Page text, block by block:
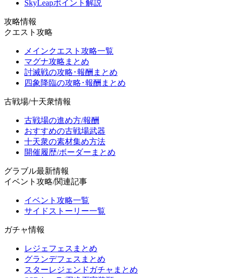
SkyLeapポイント解説
攻略情報
クエスト攻略
メインクエスト攻略一覧
マグナ攻略まとめ
討滅戦の攻略･報酬まとめ
四象降臨の攻略･報酬まとめ
古戦場/十天衆情報
古戦場の進め方/報酬
おすすめの古戦場武器
十天衆の素材集め方法
開催履歴/ボーダーまとめ
グラブル最新情報
イベント攻略/関連記事
イベント攻略一覧
サイドストーリー一覧
ガチャ情報
レジェフェスまとめ
グランデフェスまとめ
スターレジェンドガチャまとめ